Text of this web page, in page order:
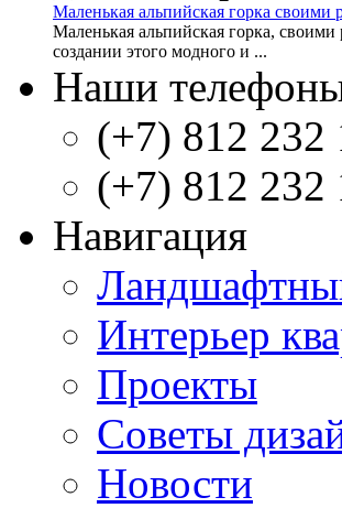
Маленькая альпийская горка своими
Маленькая альпийская горка,
создании этого модного и ...
Наши
(+7) 812 232
(+7) 812 232
Навигация
Интерьер
Проекты
Советы
Новости